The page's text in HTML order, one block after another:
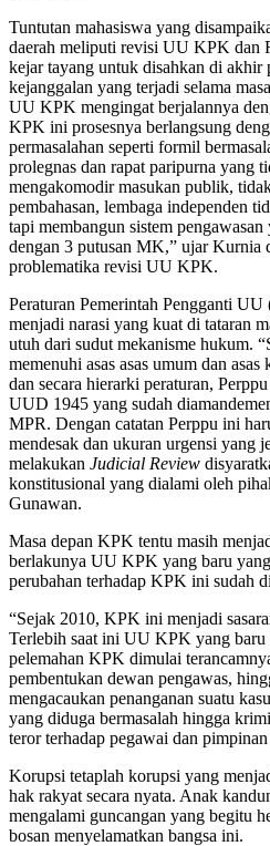
Tuntutan mahasiswa yang
daerah meliputi revisi UU KPK dan
kejar tayang untuk disahkan di
kejanggalan yang terjadi selama
UU KPK mengingat berjalannya
KPK ini prosesnya berlangsung
permasalahan seperti formil
prolegnas dan rapat paripurna yang
mengakomodir masukan publik,
pembahasan, lembaga independen
tapi membangun sistem pengawasan
dengan 3 putusan MK,” ujar Kurnia
problematika revisi UU KPK.
Peraturan Pemerintah Pengganti
menjadi narasi yang kuat di tataran
utuh dari sudut mekanisme hukum.
memenuhi asas asas umum dan
dan secara hierarki peraturan,
UUD 1945 yang sudah
MPR. Dengan catatan Perppu ini
mendesak dan ukuran urgensi yang
melakukan Judicial Review
konstitusional yang dialami oleh
Gunawan.
Masa depan KPK tentu masih
berlakunya UU KPK yang baru
perubahan terhadap KPK ini sudah
“Sejak 2010, KPK ini menjadi
Terlebih saat ini UU KPK yang baru
pelemahan KPK dimulai
pembentukan dewan pengawas,
mengacaukan penanganan suatu
yang diduga bermasalah hingga
teror terhadap pegawai dan
Korupsi tetaplah korupsi yang
hak rakyat secara nyata. Anak
mengalami guncangan yang begitu
bosan menyelamatkan bangsa ini.